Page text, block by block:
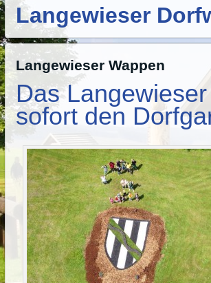
Langewieser
Langewieser Wappen
Das
sofort den